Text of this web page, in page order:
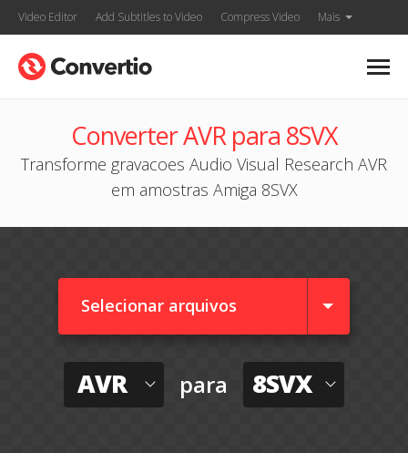
Video Editor Add Subtitles to Video Compress Video Mais
Converter AVR para 8SVX
Transforme gravacoes Audio Visual Research AVR
em amostras Amiga 8SVX
Selecionar arquivos
AVR para 8SVX